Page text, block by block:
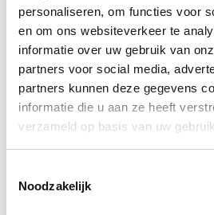
personaliseren, om functies voor
en om ons websiteverkeer te
informatie over uw gebruik van
partners voor social media,
partners kunnen deze gegevens
informatie die u aan ze heeft
verzameld op basis van uw
Noodzakelijk
De werkwijze is sinds een jaar
dat blijft niet onopgemerkt in
Brainport. Stefan Slenders zit
vertegenwoordigers van het
Paul Kimmel is Social
NXP Nijmegen, daarnaast
directeur Birgit Goumans van
Inge Wouters, Program